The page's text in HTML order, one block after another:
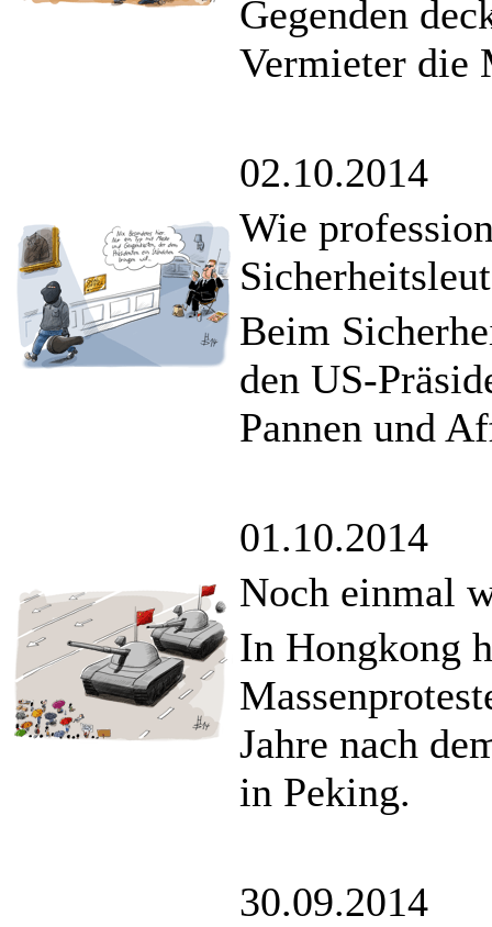
Gegenden
Vermieter die
02.10.2014
Wie
Beim
den US-
Pannen und
01.10.2014
Noch einmal
In Hongkong
Jahre nach
in Peking.
30.09.2014